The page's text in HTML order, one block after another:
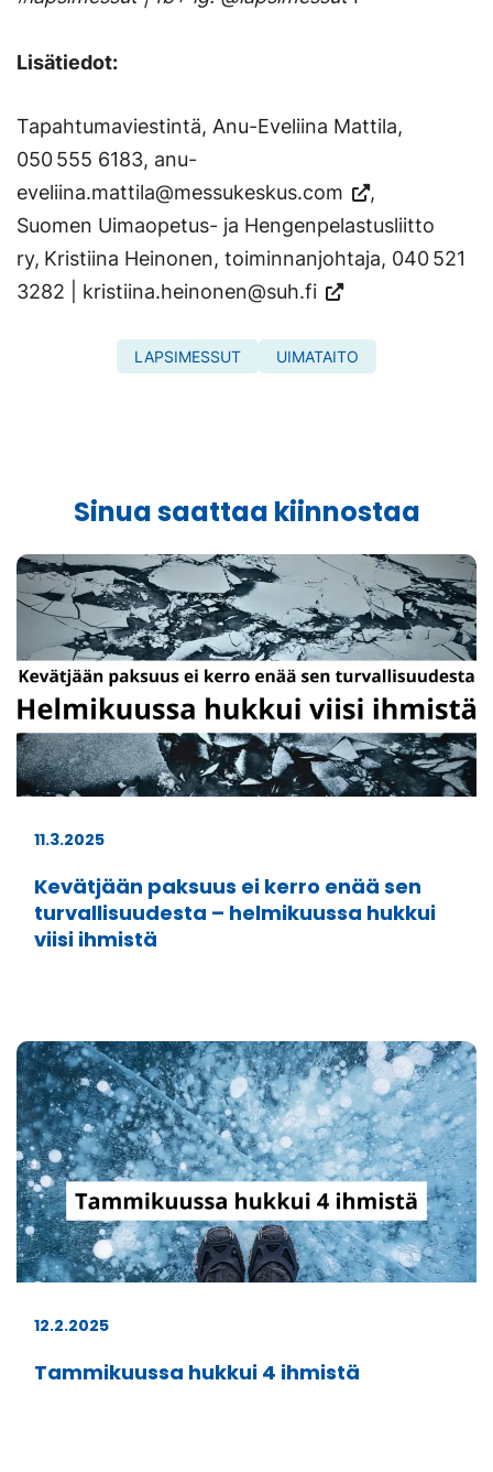
Lisätiedot:
Tapahtumaviestintä, Anu-Eveliina Mattila,
050 555 6183, anu-
eveliina.mattila@messukeskus.com
,
Suomen Uimaopetus- ja Hengenpelastusliitto
ry, Kristiina Heinonen, toiminnanjohtaja, 040 521
3282 | kristiina.heinonen@suh.fi
LAPSIMESSUT UIMATAITO
Sinua saattaa kiinnostaa
11.3.2025
Kevätjään paksuus ei kerro enää sen
turvallisuudesta – helmikuussa hukkui
viisi ihmistä
12.2.2025
Tammikuussa hukkui 4 ihmistä